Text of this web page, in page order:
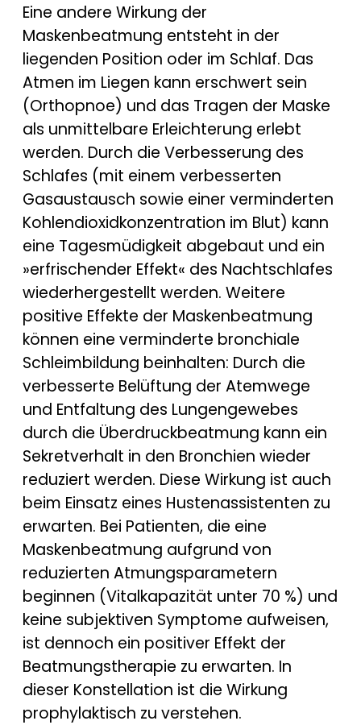
Eine andere Wirkung der
Maskenbeatmung entsteht in der
liegenden Position oder im Schlaf. Das
Atmen im Liegen kann erschwert sein
(Orthopnoe) und das Tragen der Maske
als unmittelbare Erleichterung erlebt
werden. Durch die Verbesserung des
Schlafes (mit einem verbesserten
Gasaustausch sowie einer verminderten
Kohlendioxidkonzentration im Blut) kann
eine Tagesmüdigkeit abgebaut und ein
»erfrischender Effekt« des Nachtschlafes
wiederhergestellt werden. Weitere
positive Effekte der Maskenbeatmung
können eine verminderte bronchiale
Schleimbildung beinhalten: Durch die
verbesserte Belüftung der Atemwege
und Entfaltung des Lungengewebes
durch die Überdruckbeatmung kann ein
Sekretverhalt in den Bronchien wieder
reduziert werden. Diese Wirkung ist auch
beim Einsatz eines Hustenassistenten zu
erwarten. Bei Patienten, die eine
Maskenbeatmung aufgrund von
reduzierten Atmungsparametern
beginnen (Vitalkapazität unter 70 %) und
keine subjektiven Symptome aufweisen,
ist dennoch ein positiver Effekt der
Beatmungstherapie zu erwarten. In
dieser Konstellation ist die Wirkung
prophylaktisch zu verstehen.